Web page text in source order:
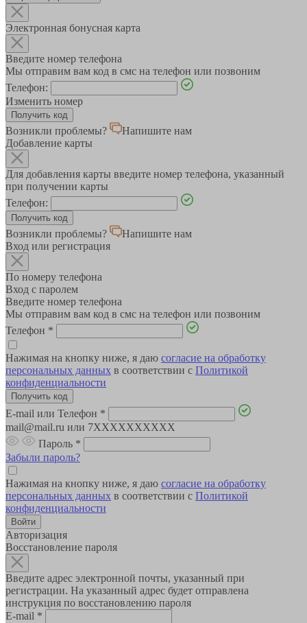
Электронная бонусная карта
Введите номер телефона
Мы отправим вам код в смс на телефон или позвоним
Телефон:
Изменить номер
Возникли проблемы?
Напишите нам
Добавление карты
Для добавления карты введите номер телефона, указанный
при получении карты
Телефон:
Возникли проблемы?
Напишите нам
Вход или регистрация
По номеру телефона
Вход с паролем
Введите номер телефона
Мы отправим вам код в смс на телефон или позвоним
Телефон *
Нажимая на кнопку ниже, я даю согласие на обработку
персональных данных в соответствии с Политикой
конфиденциальности
E-mail или Телефон *
mail@mail.ru или 7XXXXXXXXXX
Пароль *
Забыли пароль?
Нажимая на кнопку ниже, я даю согласие на обработку
персональных данных в соответствии с Политикой
конфиденциальности
Авторизация
Восстановление пароля
Введите адрес электронной почты, указанный при
регистрации. На указанный адрес будет отправлена
инструкция по восстановлению пароля
E-mail *